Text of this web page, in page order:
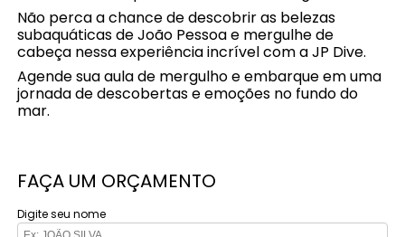
Não perca a chance de descobrir as belezas
subaquáticas de João Pessoa e mergulhe de
cabeça nessa experiência incrível com a JP Dive.
Agende sua aula de mergulho e embarque em uma
jornada de descobertas e emoções no fundo do
mar.
FAÇA UM ORÇAMENTO
Digite seu nome